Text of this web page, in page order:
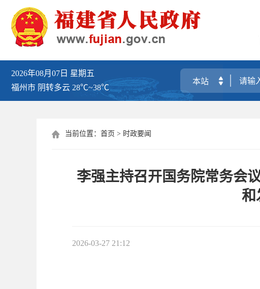
2026年08月07日 星期五
福州市 阴转多云 28℃~38℃
 当前位置： 首页 > 时政要闻
李强主持召开国务院常务会
和
2026-03-27 21:12